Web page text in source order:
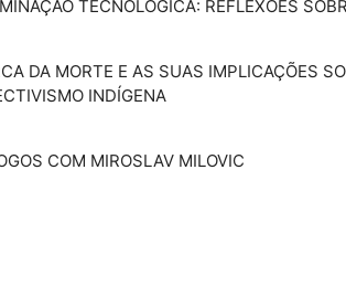
TECNOLÓGICA: REFLEXÕES
DA MORTE E AS SUAS IMPLICAÇÕES
INDÍGENA
COM MIROSLAV MILOVIC